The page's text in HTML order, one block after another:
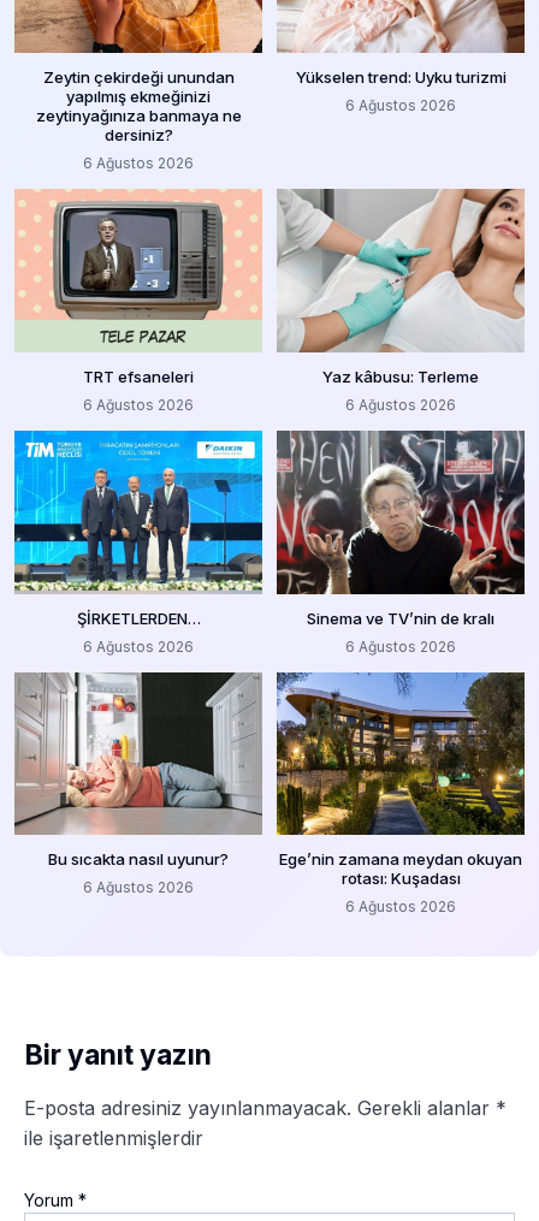
Zeytin çekirdeği unundan
yapılmış ekmeğinizi
zeytinyağınıza banmaya ne
dersiniz?
6 Ağustos 2026
Yükselen trend: Uyku turizmi
6 Ağustos 2026
TRT efsaneleri
6 Ağustos 2026
Yaz kâbusu: Terleme
6 Ağustos 2026
ŞİRKETLERDEN…
6 Ağustos 2026
Sinema ve TV’nin de kralı
6 Ağustos 2026
Bu sıcakta nasıl uyunur?
6 Ağustos 2026
Ege’nin zamana meydan okuyan
rotası: Kuşadası
6 Ağustos 2026
Bir yanıt yazın
E-posta adresiniz yayınlanmayacak. Gerekli alanlar *
ile işaretlenmişlerdir
Yorum *